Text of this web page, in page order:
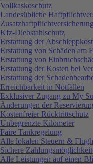
Vollkaskoschutz
Landesübliche
Kfz-Diebstahlschutz
Erstattung der
Erstattung von Schäden am
Erstattung von
Erstattung der Kosten bei
Erstattung der
Erreichbarkeit in Notfällen
Exklusiver Zugang zu My
Änderungen der
Kostenfreier Rücktrittschutz
Unbegrenzte Kilometer
Faire Tankregelung
Alle lokalen Steuern &
Sichere
Alle Leistungen auf einen